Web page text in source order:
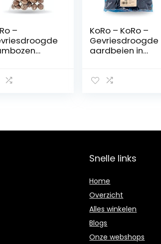
–
g
KoRo – KoRo –
Gevriesdroogde
aardbeien in
Snelle links
Home
Overzicht
Alles winkelen
Blogs
Onze webshops